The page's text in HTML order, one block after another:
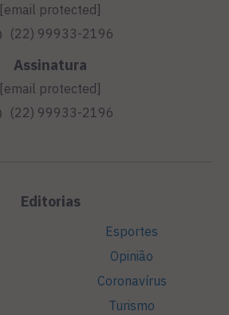
[email protected]
(22) 99933-2196
Assinatura
[email protected]
(22) 99933-2196
Editorias
Esportes
Opinião
Coronavírus
Turismo